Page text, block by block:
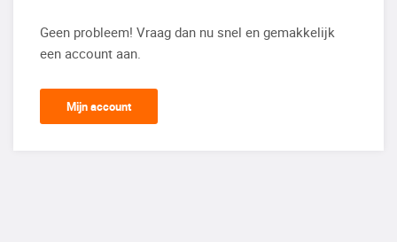
Geen probleem! Vraag dan nu snel en gemakkelijk
een account aan.
Mijn account